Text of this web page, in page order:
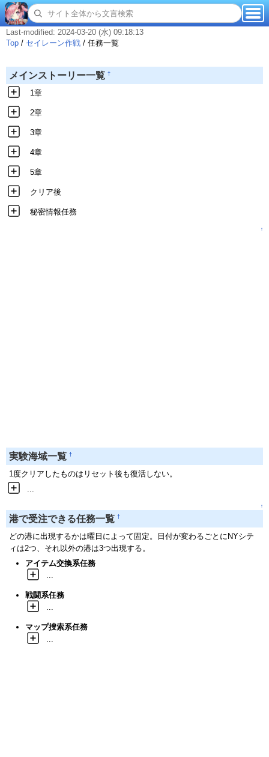
Last-modified: 2024-03-20 (水) 09:18:13
Top / セイレーン作戦 / 任務一覧
メインストーリー一覧 †
1章
2章
3章
4章
5章
クリア後
秘密情報任務
↑
実験海域一覧 †
1度クリアしたものはリセット後も復活しない。
↑
港で受注できる任務一覧 †
どの港に出現するかは曜日によって固定。日付が変わるごとにNYシテ
ィは2つ、それ以外の港は3つ出現する。
アイテム交換系任務
戦闘系任務
マップ捜索系任務